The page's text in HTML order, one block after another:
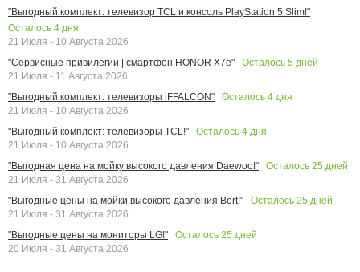
"Выгодный комплект: телевизор TCL и консоль PlayStation 5 Slim!"
Осталось 4 дня
21 Июля - 10 Августа 2026
"Сервисные привилегии | смартфон HONOR X7e"
Осталось 5 дней
21 Июля - 11 Августа 2026
"Выгодный комплект: телевизоры iFFALCON"
Осталось 4 дня
21 Июля - 10 Августа 2026
"Выгодный комплект: телевизоры TCL!"
Осталось 4 дня
21 Июля - 10 Августа 2026
"Выгодная цена на мойку высокого давления Daewoo!"
Осталось 25 дней
21 Июля - 31 Августа 2026
"Выгодные цены на мойки высокого давления Bort!"
Осталось 25 дней
21 Июля - 31 Августа 2026
"Выгодные цены на мониторы LG!"
Осталось 25 дней
20 Июля - 31 Августа 2026